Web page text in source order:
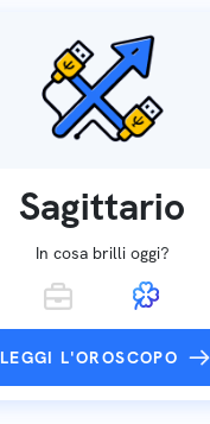
Sagittario
In cosa brilli oggi?
LEGGI L'OROSCOPO